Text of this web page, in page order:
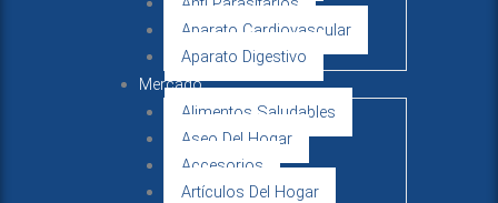
Aparato Cardiovascular
Aparato Digestivo
Mercado
Alimentos Saludables
Aseo Del Hogar
Accesorios
Artículos Del Hogar